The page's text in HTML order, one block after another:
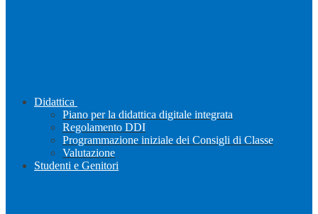
Didattica
Piano per la didattica digitale integrata
Regolamento DDI
Programmazione iniziale dei Consigli di Classe
Valutazione
Studenti e Genitori